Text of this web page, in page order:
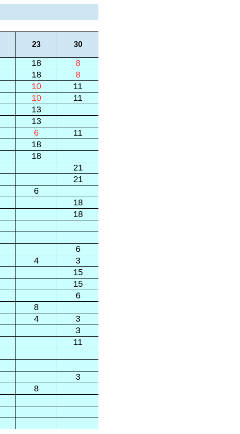
23 30
18
8
18
8
10
11
10
11
13
13
6
11
18
18
21
21
6
18
18
6
4
3
15
15
6
8
4
3
3
11
3
8